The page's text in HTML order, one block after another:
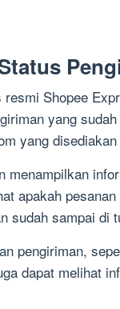
Shopee
yang
yang
menampilkan
apakah
sudah sampai di
pengiriman,
dapat melihat